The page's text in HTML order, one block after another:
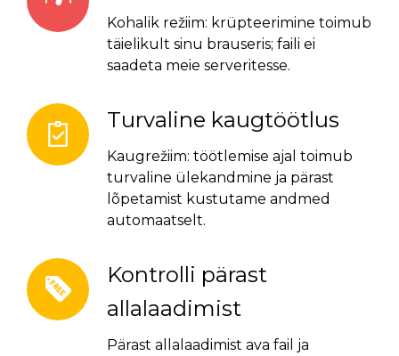
Kohalik režiim: krüpteerimine toimub
täielikult sinu brauseris; faili ei
saadeta meie serveritesse.
Turvaline kaugtöötlus
Kaugrežiim: töötlemise ajal toimub
turvaline ülekandmine ja pärast
lõpetamist kustutame andmed
automaatselt.
Kontrolli pärast
allalaadimist
Pärast allalaadimist ava fail ja